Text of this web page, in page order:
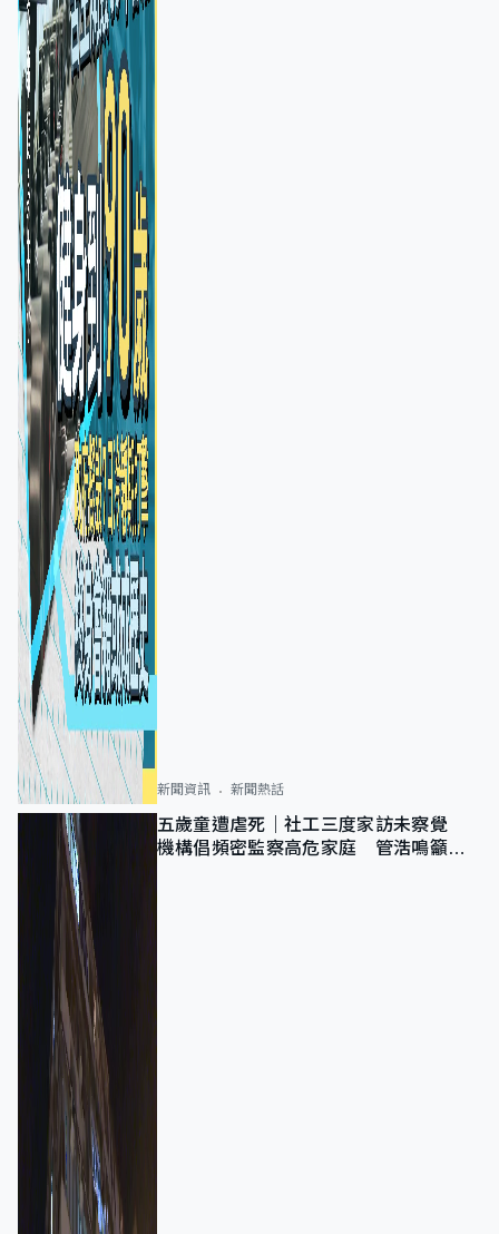
新聞資訊 新聞熱話
五歲童遭虐死｜社工三度家訪未察覺
機構倡頻密監察高危家庭 管浩鳴籲加